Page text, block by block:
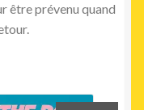
être prévenu quand